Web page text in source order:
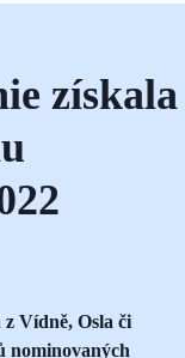
získala
Vídně, Osla či
nominovaných